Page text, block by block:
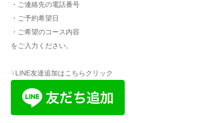
・ご連絡先の電話番号
・ご予約希望日
・ご希望のコース内容
をご入力ください。
☟LINE友達追加はこちらクリック